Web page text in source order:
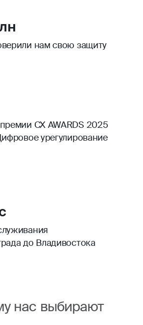
нам свою защиту
CX AWARDS 2025
урегулирование
до Владивостока
нас выбирают